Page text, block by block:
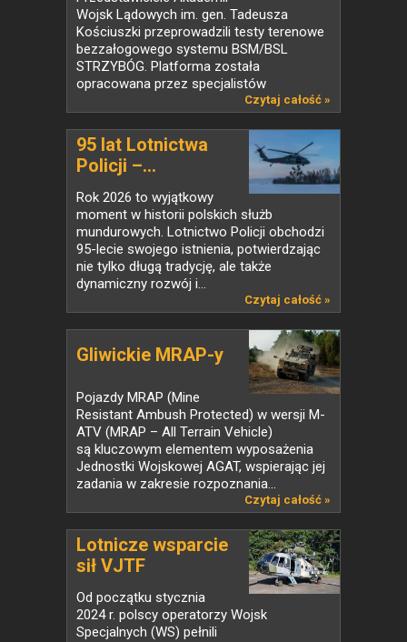
Wojsk Lądowych im. gen. Tadeusza
Kościuszki przeprowadzili testy terenowe
bezzałogowego systemu BSM/BSL
STRZYBÓG. Platforma została
opracowana przez specjalistów
Czytaj całość »
95 lat Lotnictwa
Policji –...
Rok 2026 to wyjątkowy
moment w historii polskich służb
mundurowych. Lotnictwo Policji obchodzi
95-lecie swojego istnienia, potwierdzając
nie tylko długą tradycję, ale także
dynamiczny rozwój i...
Czytaj całość »
Gliwickie MRAP-y
Pojazdy MRAP (Mine
Resistant Ambush Protected) w wersji M-
ATV (MRAP – All Terrain Vehicle)
są kluczowym elementem wyposażenia
Jednostki Wojskowej AGAT, wspierając jej
zadania w zakresie rozpoznania...
Czytaj całość »
Lotnicze wsparcie
sił VJTF
Od początku stycznia
2024 r. polscy operatorzy Wojsk
Specjalnych (WS) pełnili